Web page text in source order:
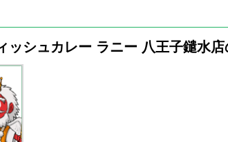
きました。
ランライスのほかに、大きなお皿で白米も
スだけだと思っていたので、ちょっとびっ
のですが、5段階の下から2番の普通にしま
じるちょうど良い辛さでした。
りとしていて美味しかったです。
ッシュカレー ラニー 八王子鑓水